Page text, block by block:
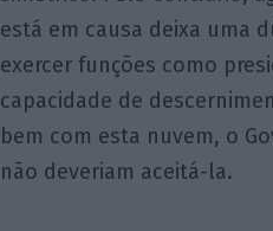
está em causa deixa uma
exercer funções como
capacidade de
bem com esta nuvem, o
não deveriam aceitá-la.